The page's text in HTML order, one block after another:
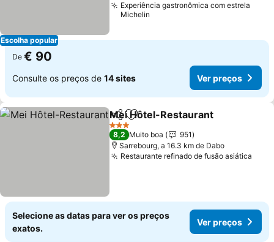
Escolha popular
Experiência gastronômica com estrela
Michelin
De € 90
Consulte os preços de 14 sites Ver preços
PartilharAdicionar aos favoritos
Mei Hôtel-Restaurant
3 Estrelas
8,2 Muito boa
951
Sarrebourg, a 16.3 km de Dabo
Restaurante refinado de fusão asiática
Selecione as datas para ver os preços
exatos.
Ver preços